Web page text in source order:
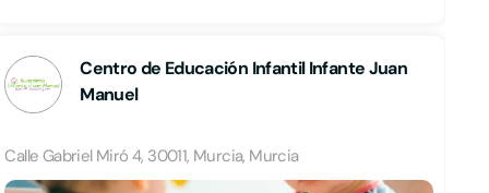
Centro de Educación Infantil Infante Juan
Manuel
Calle Gabriel Miró 4, 30011, Murcia, Murcia